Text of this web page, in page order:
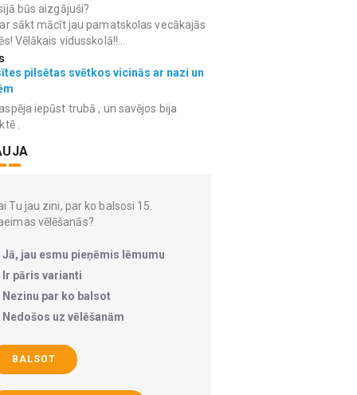
būs aizgājuši?
sākt mācīt jau pamatskolas vecākajās
Vēlākais vidusskolā!!...
pilsētas svētkos vicinās ar nazi un
iepūst trubā , un savējos bija
.
Tu jau zini, par ko balsosi 15.
vēlēšanās?
Jā, jau esmu pieņēmis lēmumu
Ir pāris varianti
Nezinu par ko balsot
Nedošos uz vēlēšanām
BALSOT